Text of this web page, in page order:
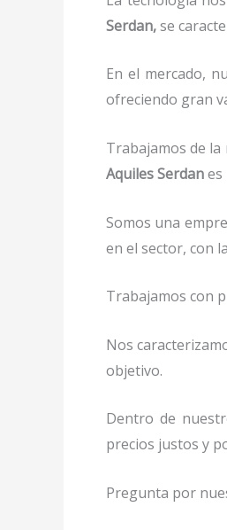
Serdan,se
En el mercado,
ofreciendo gran
Trabajamos de
Aquiles Serdanes
Somos una
en el sector, con
Trabajamos con
Nos
objetivo.
Dentro de
precios justos y
Pregunta por